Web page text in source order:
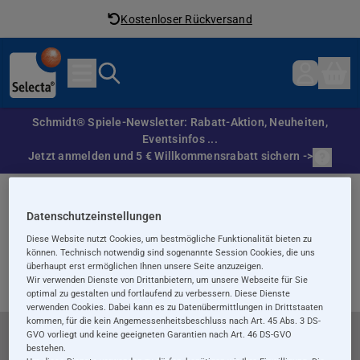
Kostenloser Rückversand
Direkt zum Inhalt
Schmidt® Spiele-Newsletter: Rabatt-Aktion, Neuheiten,
Eventsinfos ...
Jetzt anmelden und 5 € Willkommensrabatt sichern ->
Warenkorb
Sie haben keine Artikel im Warenkorb
Klicken Sie hier, um den Einkauf fortzusetzen.
Datenschutzeinstellungen
Diese Website nutzt Cookies, um bestmögliche Funktionalität bieten zu
können. Technisch notwendig sind sogenannte Session Cookies, die uns
überhaupt erst ermöglichen Ihnen unsere Seite anzuzeigen.
Wir verwenden Dienste von Drittanbietern, um unsere Webseite für Sie
optimal zu gestalten und fortlaufend zu verbessern. Diese Dienste
verwenden Cookies. Dabei kann es zu Datenübermittlungen in Drittstaaten
kommen, für die kein Angemessenheitsbeschluss nach Art. 45 Abs. 3 DS-
GVO vorliegt und keine geeigneten Garantien nach Art. 46 DS-GVO
bestehen.